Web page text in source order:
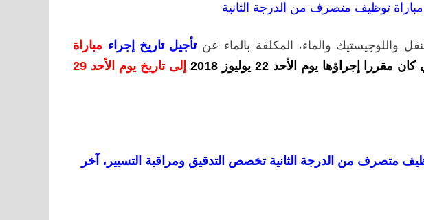
توظيف متصرف من الدرجة الثانية
واللوجيستيك والماء، المكلفة بالماء عن تأجيل تاريخ إجراء مباراة
كان مقررا إجراؤها يوم الأحد 22 يوليوز 2018
إلى تاريخ يوم الأحد 29
متصرف من الدرجة الثانية تخصص التدقيق ومراقبة التسيير، آخر